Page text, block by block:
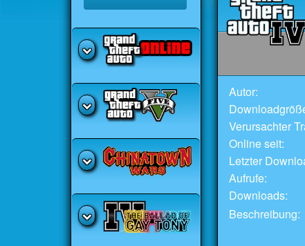
Autor:
Verursachter
Online seit:
Letzter
Aufrufe:
Downloads:
Beschreibung: